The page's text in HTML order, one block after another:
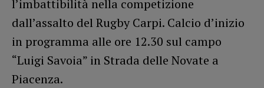
l’imbattibilità nella competizione
dall’assalto del Rugby Carpi. Calcio d’inizio
in programma alle ore 12.30 sul campo
“Luigi Savoia” in Strada delle Novate a
Piacenza.